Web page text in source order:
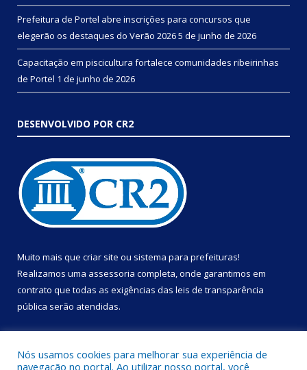
Prefeitura de Portel abre inscrições para concursos que
elegerão os destaques do Verão 20265 de junho de 2026
Capacitação em piscicultura fortalece comunidades ribeirinhas
de Portel 1 de junho de 2026
DESENVOLVIDO POR CR2
Muito mais que criar site ou sistema para prefeituras!
Realizamos uma assessoria completa, onde garantimos em
contrato que todas as exigências das leis de transparência
pública serão atendidas.
Nós usamos cookies para melhorar sua experiência de
navegação no portal. Ao utilizar nosso portal, você